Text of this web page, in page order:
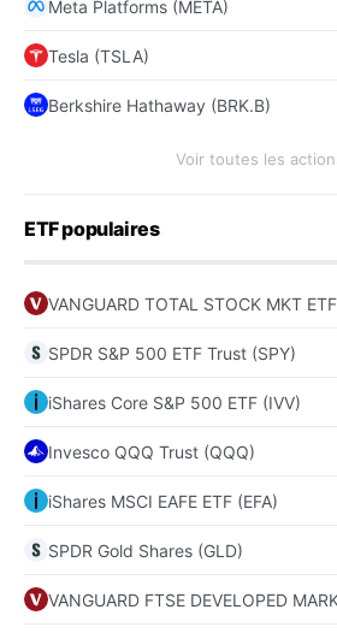
Meta Platforms (META)
Tesla (TSLA)
Berkshire Hathaway (BRK.B)
Voir toutes les
ETF populaires
VANGUARD TOTAL STOCK MKT
SPDR S&P 500 ETF Trust (SPY)
iShares Core S&P 500 ETF (IVV)
Invesco QQQ Trust (QQQ)
iShares MSCI EAFE ETF (EFA)
SPDR Gold Shares (GLD)
VANGUARD FTSE DEVELOPED